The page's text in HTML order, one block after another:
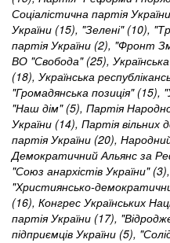
Соціалістична партія
України (15), "Зелені" (10),
партія України (2), "Фронт
ВО "Свобода" (25),
(18), Українська
"Громадянська позиція"
"Наш дім" (5), Партія
України (14), Партія
партія України (20),
Демократичний Альянс за
"Союз анархістів України"
"Християнсько-
(16), Конгрес Українських
партія України (17),
підприємців України (5),